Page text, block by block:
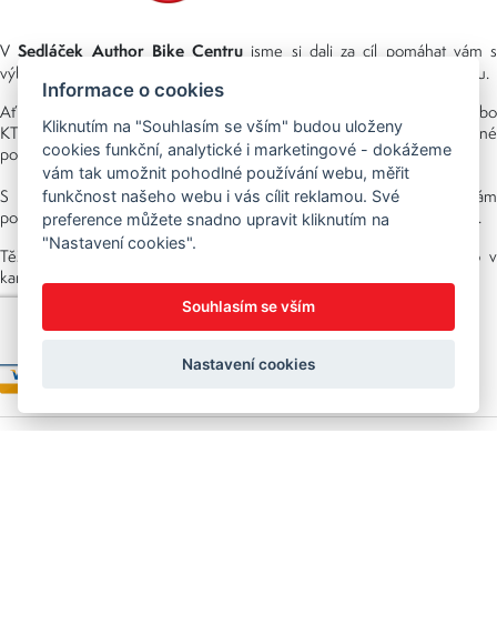
VSedláček Author Bike Centru jsme si dali za cíl pomáhat vám s
výběrem co nejlepší výbavy pro cyklistiku a postarat se o vás i po nákupu.
Ať už vybíráte jízdní kola Author, elektrokola značek Crussis, Author nebo
KTM, vždy se můžete spolehnout na individuální přístup a odborné
poradenství. Nabídku neustále rozšiřujeme a doplňujeme o novinky.
S výběrem kol, příslušenství ale třeba i oblečení značky Silvini vám
pomáhá náš tým, který cyklistikou žije. V oboru pracujeme už mnoho let.
Těšíme se na vaši návštěvu ať už online v našem e-shopu nebo v
kamenné prodejně, kterou najdete v NS (nákupní středisko) URAN.
Možnosti platby
Informace o cookies
Kliknutím na "Souhlasím se vším" budou uloženy
cookies funkční, analytické i marketingové - dokážeme
vám tak umožnit pohodlné používání webu, měřit
funkčnost našeho webu i vás cílit reklamou. Své
preference můžete snadno upravit kliknutím na
"Nastavení cookies".
Souhlasím se vším
Nastavení cookies